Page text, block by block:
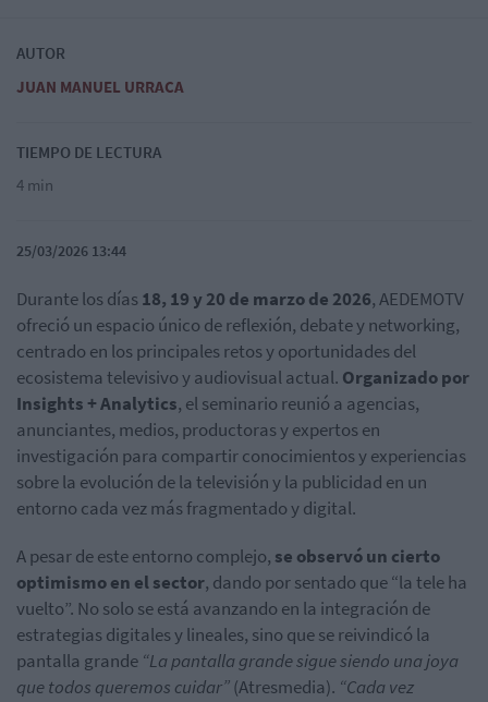
AUTOR
JUAN MANUEL URRACA
TIEMPO DE LECTURA
4 min
25/03/2026 13:44
Durante los días18, 19 y 20 de marzo de 2026, AEDEMOTV
ofreció un espacio único de reflexión, debate y networking,
centrado en los principales retos y oportunidades del
ecosistema televisivo y audiovisual actual. Organizado por
Insights + Analytics, el seminario reunió a agencias,
anunciantes, medios, productoras y expertos en
investigación para compartir conocimientos y experiencias
sobre la evolución de la televisión y la publicidad en un
entorno cada vez más fragmentado y digital.
A pesar de este entorno complejo, se observó un cierto
optimismo en el sector, dando por sentado que “la tele ha
vuelto”. No solo se está avanzando en la integración de
estrategias digitales y lineales, sino que se reivindicó la
pantalla grande “La pantalla grande sigue siendo una joya
que todos queremos cuidar”(Atresmedia). “Cada vez